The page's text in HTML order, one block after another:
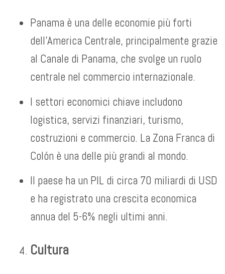
Panama è una delle economie più forti
dell’America Centrale, principalmente grazie
al Canale di Panama, che svolge un ruolo
centrale nel commercio internazionale.
I settori economici chiave includono
logistica, servizi finanziari, turismo,
costruzioni e commercio. La Zona Franca di
Colón è una delle più grandi al mondo.
Il paese ha un PIL di circa 70 miliardi di USD
e ha registrato una crescita economica
annua del 5-6% negli ultimi anni.
Cultura